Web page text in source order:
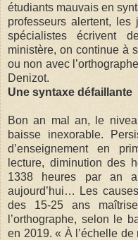
étudiants mauvais en
professeurs alertent,
spécialistes écrivent
ministère, on continue à
ou non avec
Denizot.
Une syntaxe défaillante
Bon an mal an, le
baisse inexorable.
d’enseignement en
lecture, diminution des
1338 heures par an
aujourd’hui… Les
des 15-25 ans
l’orthographe, selon le
en 2019. « À l’échelle